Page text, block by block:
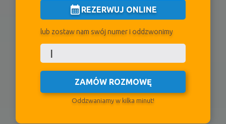
calendar_monthREZERWUJ ONLINE
lub zostaw nam swój numer i oddzwonimy
ZAMÓW ROZMOWĘ
Oddzwaniamy w kilka minut!